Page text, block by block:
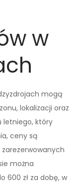
w
mogą
lokalizacji oraz
letniego, który
ceny są
można
600 zł za dobę, w